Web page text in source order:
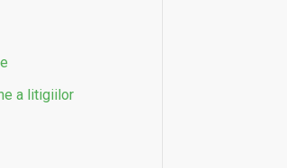
a litigiilor